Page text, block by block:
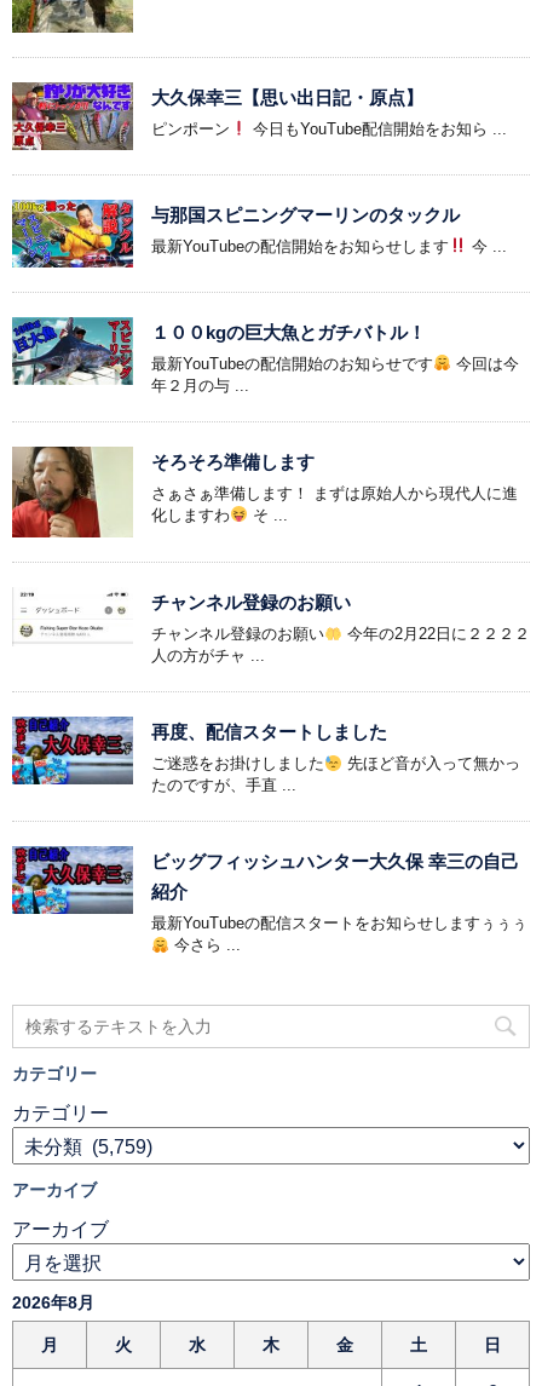
大久保幸三【思い出日記・原点】
ピンポーン 今日もYouTube配信開始をお知ら ...
与那国スピニングマーリンのタックル
最新YouTubeの配信開始をお知らせします 今 ...
１００kgの巨大魚とガチバトル！
最新YouTubeの配信開始のお知らせです
今回は今
年２月の与 ...
そろそろ準備します
さぁさぁ準備します！ まずは原始人から現代人に進
化しますわ
そ ...
チャンネル登録のお願い
チャンネル登録のお願い
今年の2月22日に２２２２
人の方がチャ ...
再度、配信スタートしました
ご迷惑をお掛けしました
先ほど音が入って無かっ
たのですが、手直 ...
ビッグフィッシュハンター大久保 幸三の自己
紹介
最新YouTubeの配信スタートをお知らせしますぅぅぅ
今さら ...
カテゴリー
カテゴリー
アーカイブ
アーカイブ
2026年8月
月 火 水 木 金 土 日